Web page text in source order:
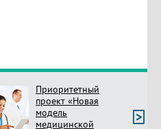
Приоритетный
проект «Новая
модель
медицинской